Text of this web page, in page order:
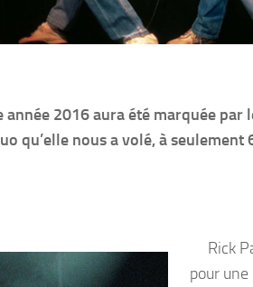
2016 aura été marquée par
qu’elle nous a volé, à
Rick
pour